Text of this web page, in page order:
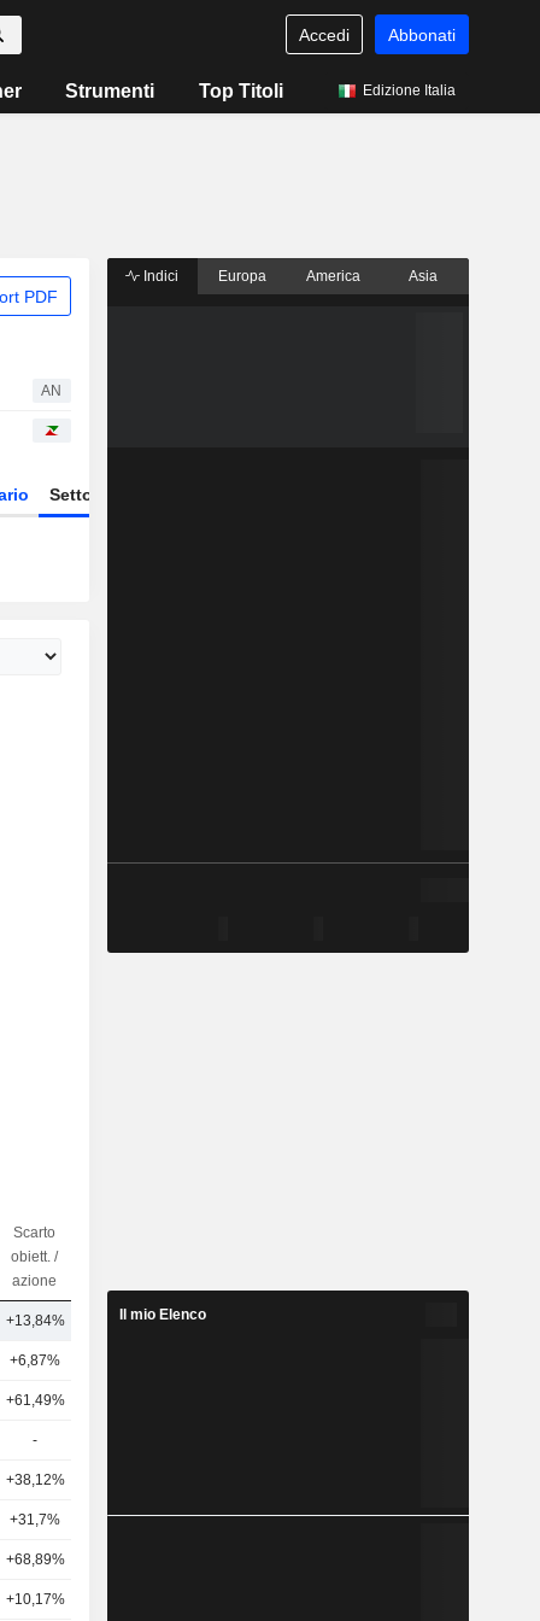
Accedi Abbonati
Strumenti Top Titoli Edizione Italia
PDF
AN
Settore
Scarto
obiett. /
azione
+13,84%
+6,87%
+61,49%
-
+38,12%
+31,7% 2
+68,89%
+10,17%
Indici Europa America Asia
Il mio Elenco